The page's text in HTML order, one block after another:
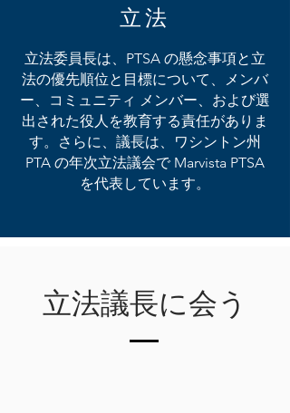
立法
立法委員長は、PTSA の懸念事項と立
法の優先順位と目標について、メンバ
ー、コミュニティ メンバー、および選
出された役人を教育する責任がありま
す。さらに、議長は、ワシントン州
PTA の年次立法議会で Marvista PTSA
を代表しています。
立法議長に会う